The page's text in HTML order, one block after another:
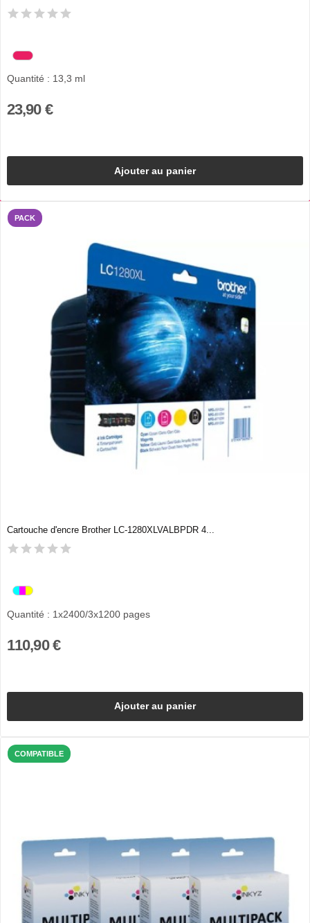
Quantité : 13,3 ml
23,90 €
Ajouter au panier
PACK
Cartouche d'encre Brother LC-1280XLVALBPDR 4...
Quantité : 1x2400/3x1200 pages
110,90 €
Ajouter au panier
COMPATIBLE